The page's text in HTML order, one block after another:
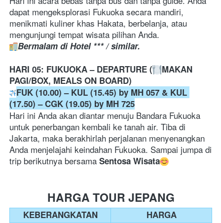
dapat mengeksplorasi Fukuoka secara mandiri,
menikmati kuliner khas Hakata, berbelanja, atau
mengunjungi tempat wisata pilihan Anda.
Bermalam di Hotel *** / similar.
HARI 05: FUKUOKA – DEPARTURE (
MAKAN
PAGI/BOX, MEALS ON BOARD)
FUK (10.00) – KUL (15.45) by MH 057 & KUL
(17.50) – CGK (19.05) by MH 725
Hari ini Anda akan diantar menuju Bandara Fukuoka
untuk penerbangan kembali ke tanah air. Tiba di
Jakarta, maka berakhirlah perjalanan menyenangkan
Anda menjelajahi keindahan Fukuoka. Sampai jumpa di
trip berikutnya bersama Sentosa Wisata
HARGA TOUR JEPANG
KEBERANGKATAN
HARGA